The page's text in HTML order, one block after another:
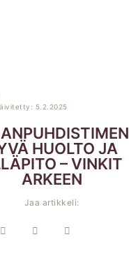
5.2.2025
HUOLTO JA
– VINKIT
ARKEEN
Jaa artikkeli: